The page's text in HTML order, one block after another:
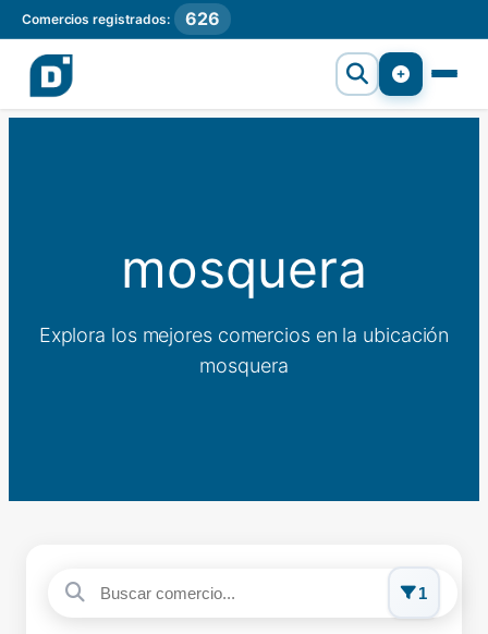
Comercios registrados: 626
mosquera
Explora los mejores comercios en la ubicación
mosquera
1